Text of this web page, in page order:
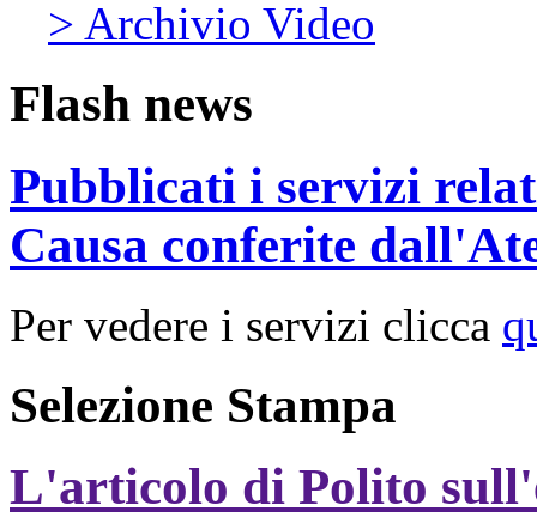
> Archivio Video
Flash news
Pubblicati i servizi
Causa conferite
Per vedere i servizi clicca
Selezione Stampa
L'articolo di Polito